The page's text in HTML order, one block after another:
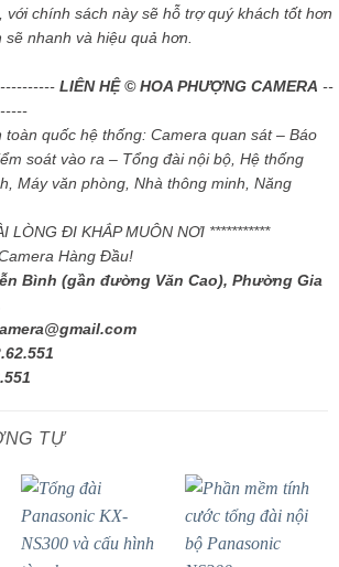
với chính sách này sẽ hỗ trợ quý khách tốt hơn
nhanh và hiệu quả hơn.
LIÊN HỆ © HOA PHƯỢNG CAMERA --
toàn quốc hệ thống: Camera quan sát – Báo
soát vào ra – Tổng đài nội bộ, Hệ thống
Máy văn phòng, Nhà thông minh, Năng
LÒNG ĐI KHẮP MUÔN NƠI ***********
Hàng Đầu!
Bình (gần đường Văn Cao), Phường Gia
TỰ